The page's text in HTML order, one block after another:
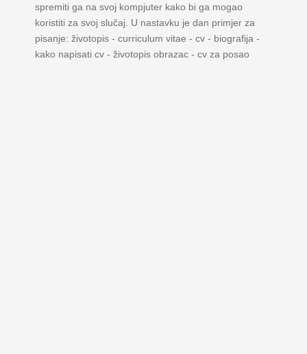
spremiti ga na svoj kompjuter kako bi ga mogao
koristiti za svoj slučaj. U nastavku je dan primjer za
pisanje: životopis - curriculum vitae - cv - biografija -
kako napisati cv - životopis obrazac - cv za posao